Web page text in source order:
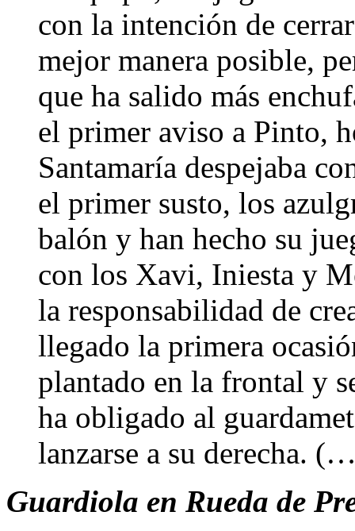
con la intención de
mejor manera posible,
que ha salido más
el primer aviso a Pinto,
Santamaría despejaba
el primer susto, los
balón y han hecho su
con los Xavi, Iniesta y
la responsabilidad de
llegado la primera
plantado en la frontal y
ha obligado al
lanzarse a su derecha.
Guardiola en Rueda de